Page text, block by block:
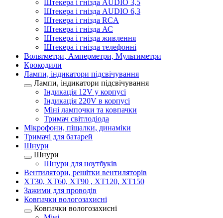
Штекера і гнізда AUDIO 3,5
Штекера і гнізда AUDIO 6,3
Штекера і гнізда RCA
Штекера і гнізда АС
Штекера і гнізда живлення
Штекера і гнізда телефонні
Вольтметри, Амперметри, Мультиметри
Крокодили
Лампи, індикатори підсвічування
Лампи, індикатори підсвічування
Індикація 12V у корпусі
Індикація 220V в корпусі
Міні лампочки та ковпачки
Тримач світлодіода
Мікрофони, піщалки, динаміки
Тримачі для батарей
Шнури
Шнури
Шнури для ноутбуків
Вентилятори, решітки вентиляторів
XT30, XT60, XT90 , XT120, XT150
Зажими для проводів
Ковпачки вологозахисні
Ковпачки вологозахисні